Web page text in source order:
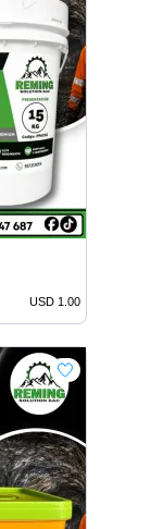
USD 1.00